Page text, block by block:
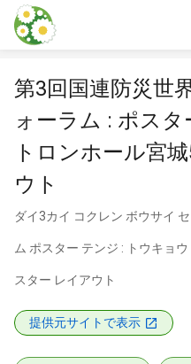
本文に飛ぶ
第3回国連防災世
ォーラム : ポスタ
トロンホール宮
ウト
ダイ3カイ コクレン ボウサイ
ム ポスター テンジ : トウキョ
スター レイアウト
提供元サイトで表示